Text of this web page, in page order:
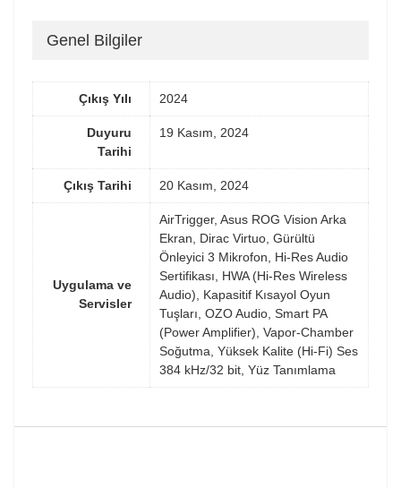
Genel Bilgiler
Çıkış Yılı 2024
Duyuru
Tarihi
19 Kasım, 2024
Çıkış Tarihi 20 Kasım, 2024
Uygulama ve
Servisler
AirTrigger, Asus ROG Vision Arka
Ekran, Dirac Virtuo, Gürültü
Önleyici 3 Mikrofon, Hi-Res Audio
Sertifikası, HWA (Hi-Res Wireless
Audio), Kapasitif Kısayol Oyun
Tuşları, OZO Audio, Smart PA
(Power Amplifier), Vapor-Chamber
Soğutma, Yüksek Kalite (Hi-Fi) Ses
384 kHz/32 bit, Yüz Tanımlama